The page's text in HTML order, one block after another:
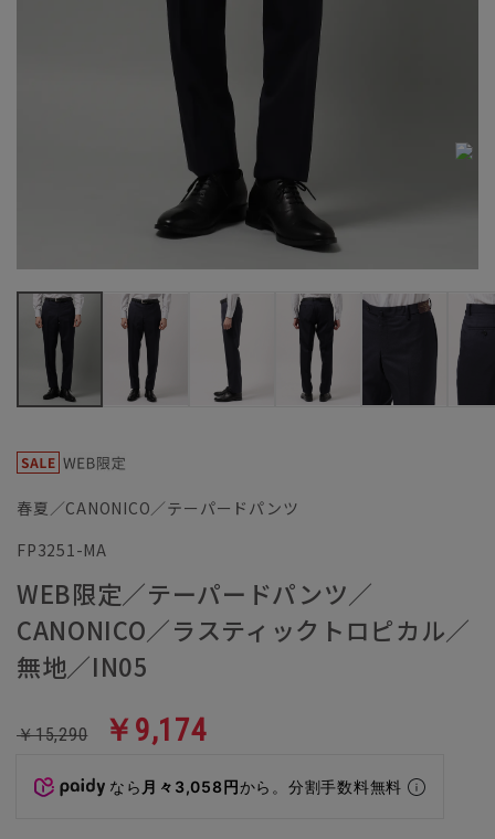
春夏／CANONICO／テーパードパンツ
FP3251-MA
WEB限定／テーパードパンツ／
CANONICO／ラスティックトロピカル／
無地／IN05
￥15,290 ￥9,174
なら 月々3,058円から。分割手数料無料